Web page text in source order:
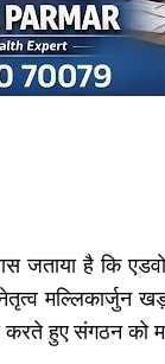
जताया है कि
मल्लिकार्जुन
करते हुए संगठन को